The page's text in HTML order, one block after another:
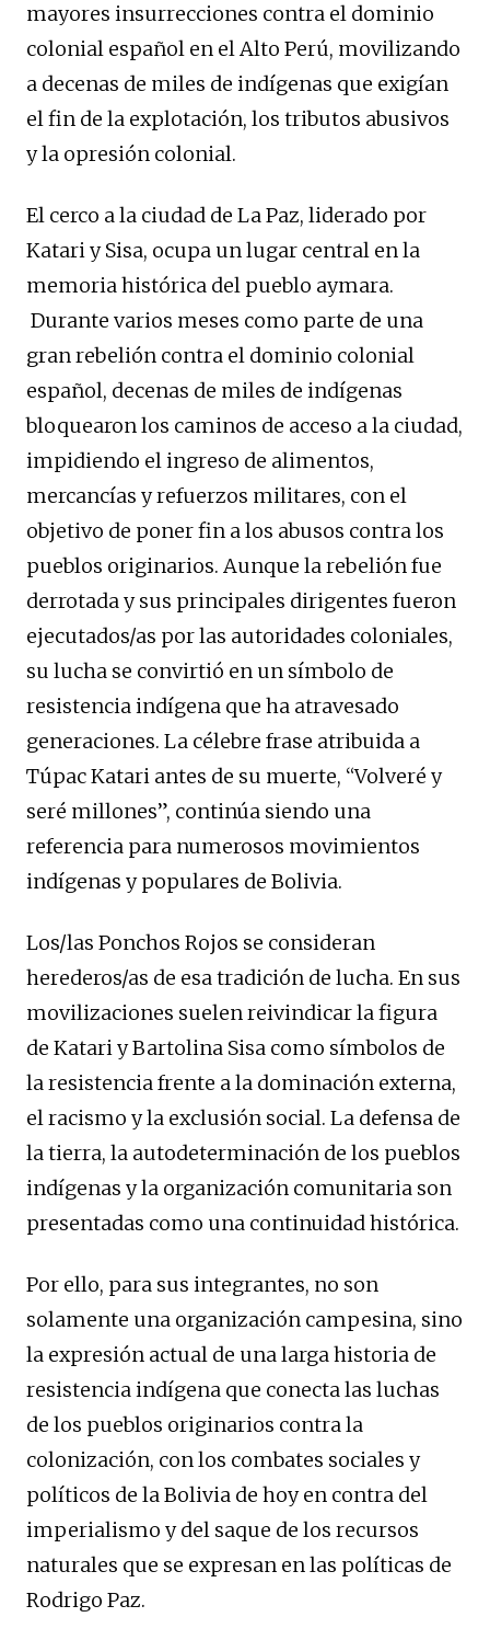
mayores insurrecciones contra el dominio
colonial español en el Alto Perú, movilizando
a decenas de miles de indígenas que exigían
el fin de la explotación, los tributos abusivos
y la opresión colonial.
El cerco a la ciudad de La Paz, liderado por
Katari y Sisa, ocupa un lugar central en la
memoria histórica del pueblo aymara.
Durante varios meses como parte de una
gran rebelión contra el dominio colonial
español, decenas de miles de indígenas
bloquearon los caminos de acceso a la ciudad,
impidiendo el ingreso de alimentos,
mercancías y refuerzos militares, con el
objetivo de poner fin a los abusos contra los
pueblos originarios. Aunque la rebelión fue
derrotada y sus principales dirigentes fueron
ejecutados/as por las autoridades coloniales,
su lucha se convirtió en un símbolo de
resistencia indígena que ha atravesado
generaciones. La célebre frase atribuida a
Túpac Katari antes de su muerte, “Volveré y
seré millones”, continúa siendo una
referencia para numerosos movimientos
indígenas y populares de Bolivia.
Los/las Ponchos Rojos se consideran
herederos/as de esa tradición de lucha. En sus
movilizaciones suelen reivindicar la figura
de Katari y Bartolina Sisa como símbolos de
la resistencia frente a la dominación externa,
el racismo y la exclusión social. La defensa de
la tierra, la autodeterminación de los pueblos
indígenas y la organización comunitaria son
presentadas como una continuidad histórica.
Por ello, para sus integrantes, no son
solamente una organización campesina, sino
la expresión actual de una larga historia de
resistencia indígena que conecta las luchas
de los pueblos originarios contra la
colonización, con los combates sociales y
políticos de la Bolivia de hoy en contra del
imperialismo y del saque de los recursos
naturales que se expresan en las políticas de
Rodrigo Paz.